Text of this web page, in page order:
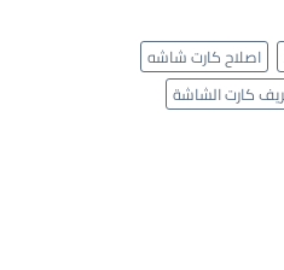
اصلاح كارت شاشه
كارت الشاشة